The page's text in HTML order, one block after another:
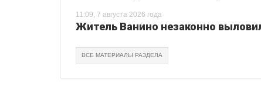
11:09, 7 августа 2026 года
Житель Ванино незаконно
ВСЕ МАТЕРИАЛЫ РАЗДЕЛА